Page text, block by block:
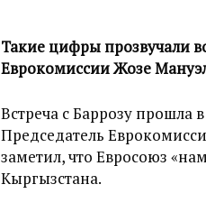
Такие цифры прозвучали
Еврокомиссии Жозе
Встреча с Баррозу прошла
Председатель
заметил, что Евросоюз
Кыргызстана.